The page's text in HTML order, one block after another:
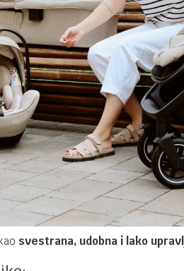
svestrana, udobna i lako